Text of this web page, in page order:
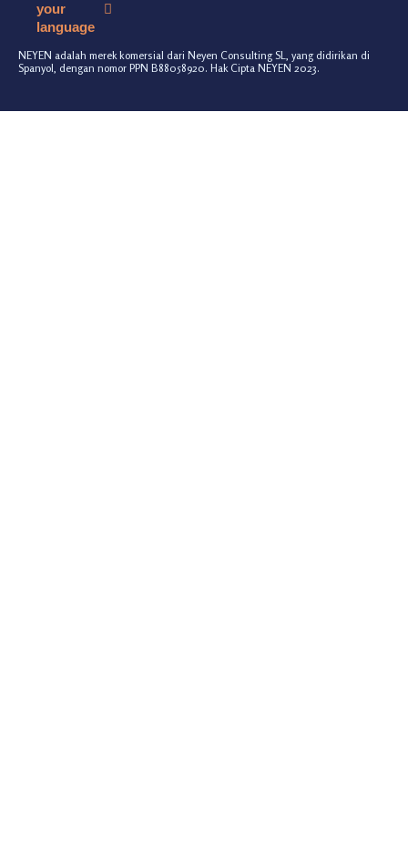
your
language
NEYEN adalah merek komersial dari Neyen Consulting SL, yang didirikan di
Spanyol, dengan nomor PPN B88058920. Hak Cipta NEYEN 2023.